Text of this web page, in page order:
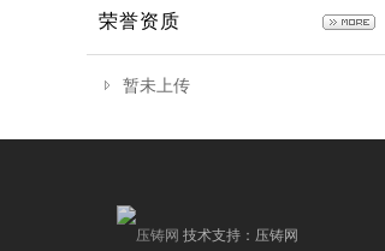
荣誉资质
暂未上传
技术支持： 压铸网